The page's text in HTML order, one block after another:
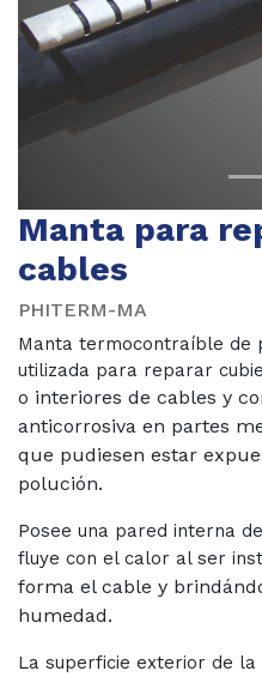
Previous
Manta para
cables
PHITERM-MA
Manta termocontraíble de
utilizada para reparar
o interiores de cables y
anticorrosiva en partes
que pudiesen estar
polución.
Posee una pared interna
fluye con el calor al ser
forma el cable y
humedad.
La superficie exterior de